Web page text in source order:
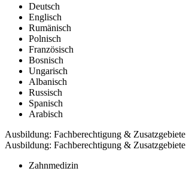
Deutsch
Englisch
Rumänisch
Polnisch
Französisch
Bosnisch
Ungarisch
Albanisch
Russisch
Spanisch
Arabisch
Ausbildung: Fachberechtigung & Zusatzgebiete
Ausbildung: Fachberechtigung & Zusatzgebiete
Zahnmedizin